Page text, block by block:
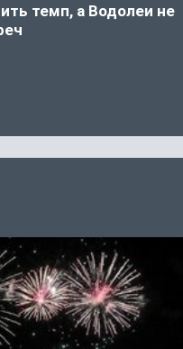
темп, а Водолеи не